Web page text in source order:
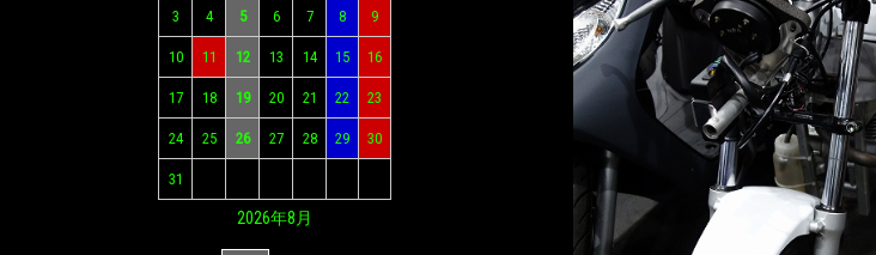
3 4 5 6 7 8 9
10 11 12 13 14 15 16
17 18 19 20 21 22 23
24 25 26 27 28 29 30
31
2026年8月